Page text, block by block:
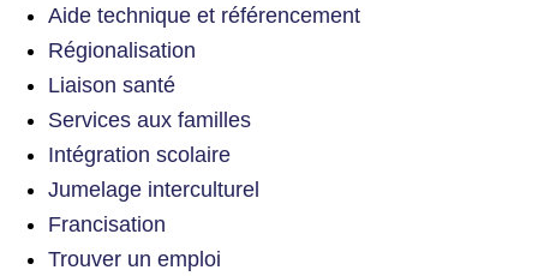
Aide technique et référencement
Régionalisation
Liaison santé
Services aux familles
Intégration scolaire
Jumelage interculturel
Francisation
Trouver un emploi